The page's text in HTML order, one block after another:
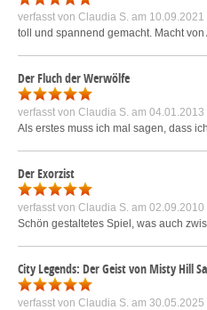
verfasst von Claudia S. am 10.09.2021
toll und spannend gemacht. Macht
Der Fluch der Werwölfe
verfasst von Claudia S. am 04.01.2013
Als erstes muss ich mal sagen, dass
Der Exorzist
verfasst von Claudia S. am 02.09.2010
Schön gestaltetes Spiel, was auch
City Legends: Der Geist von Misty Hill
verfasst von Claudia S. am 30.05.2025